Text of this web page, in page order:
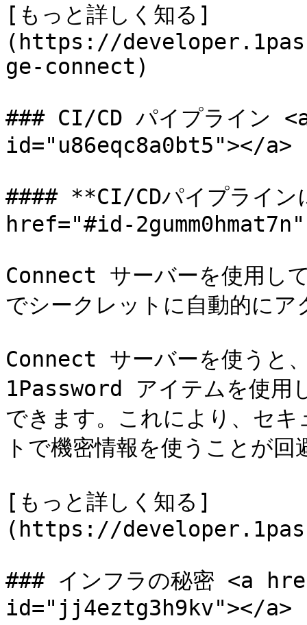
[もっと詳しく知る]
(https://
ge-connect)
### CI/CD パイプライン
id="u86eqc8a0bt5"></a>
#### **CI/CDパイプライン
href="#id-
Connect サーバーを使用し
でシークレットに自動的にア
Connect サーバーを使うと
1Password アイテムを使用
できます。これにより、セ
トで機密情報を使うことが回
[もっと詳しく知る]
(https://
### インフラの秘密 <a
id="jj4eztg3h9kv"></a>